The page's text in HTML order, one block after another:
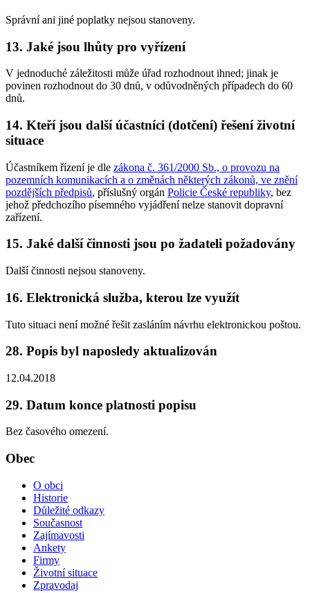
Správní ani jiné poplatky nejsou stanoveny.
13. Jaké jsou lhůty pro vyřízení
V jednoduché záležitosti může úřad rozhodnout ihned; jinak je
povinen rozhodnout do 30 dnů, v odůvodněných případech do 60
dnů.
14. Kteří jsou další účastníci (dotčení) řešení životní
situace
Účastníkem řízení je dle zákona č. 361/2000 Sb., o provozu na
pozemních komunikacích a o změnách některých zákonů, ve znění
pozdějších předpisů, příslušný orgán Policie České republiky, bez
jehož předchozího písemného vyjádření nelze stanovit dopravní
zařízení.
15. Jaké další činnosti jsou po žadateli požadovány
Další činnosti nejsou stanoveny.
16. Elektronická služba, kterou lze využít
Tuto situaci není možné řešit zasláním návrhu elektronickou poštou.
28. Popis byl naposledy aktualizován
12.04.2018
29. Datum konce platnosti popisu
Bez časového omezení.
Obec
O obci
Historie
Důležité odkazy
Současnost
Zajímavosti
Ankety
Firmy
Životní situace
Zpravodaj